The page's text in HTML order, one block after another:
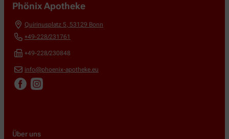
Phönix Apotheke
Quirinusplatz 5, 53129 Bonn
+49-228/231761
+49-228/230848
info@phoenix-apotheke.eu
Über uns